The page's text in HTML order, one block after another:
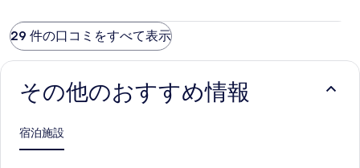
29 件の口コミをすべて表示
その他のおすすめ情報
宿泊施設